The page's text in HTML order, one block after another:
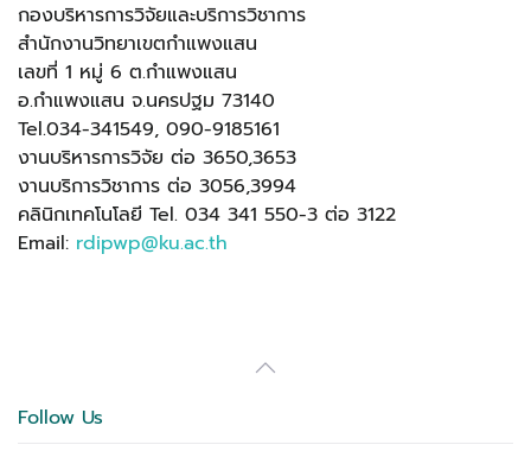
กองบริหารการวิจัยและบริการวิชาการ
สำนักงานวิทยาเขตกำแพงแสน
เลขที่ 1 หมู่ 6 ต.กำแพงแสน
อ.กำแพงแสน จ.นครปฐม 73140
Tel.034-341549, 090-9185161
งานบริหารการวิจัย ต่อ 3650,3653
งานบริการวิชาการ ต่อ 3056,3994
คลินิกเทคโนโลยี Tel. 034 341 550-3 ต่อ 3122
Email: rdipwp@ku.ac.th
Follow Us